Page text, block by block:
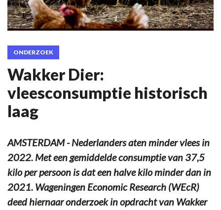
ONDERZOEK
Wakker Dier:
vleesconsumptie historisch
laag
AMSTERDAM - Nederlanders aten minder vlees in
2022. Met een gemiddelde consumptie van 37,5
kilo per persoon is dat een halve kilo minder dan in
2021. Wageningen Economic Research (WEcR)
deed hiernaar onderzoek in opdracht van Wakker